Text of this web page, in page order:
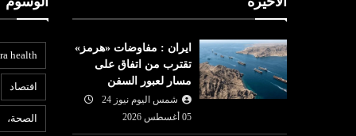
ايران : مفاوضات «هرمز»
تقترب من اتفاق على
مسار لعبور السفن
شمس اليوم نيوز 24
05 أغسطس 2026
health
افتصاد
الصحة،